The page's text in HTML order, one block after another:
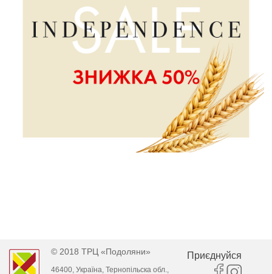
© 2018 ТРЦ «Подоляни»
46400, Україна, Тернопільска обл.,
Приєднуйся